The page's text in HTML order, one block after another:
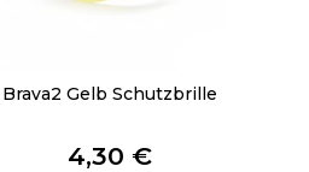
Brava2 Gelb Schutzbrille
4,30 €